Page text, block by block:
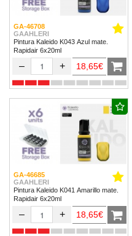
GA-46708
GAAHLERI
Pintura Kaleido K043 Azul mate.
Rapidair 6x20ml
– + 18,65€
GA-46685
GAAHLERI
Pintura Kaleido K041 Amarillo mate.
Rapidair 6x20ml
– + 18,65€